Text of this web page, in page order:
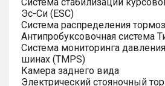
Эс-Си (ESC)
Система распределения
Антипробуксовочная система
Система мониторинга
шинах (TMPS)
Камера заднего вида
Электрический стояночный